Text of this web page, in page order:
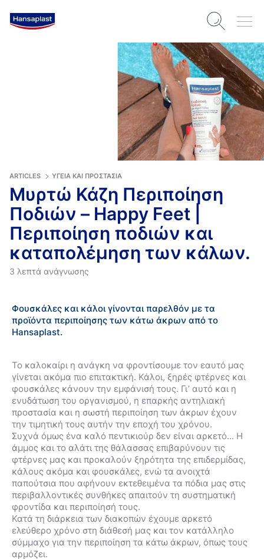
ARTICLES ΥΓΕΊΑ ΚΑΙ ΠΡΟΣΤΑΣΊΑ
Μυρτώ Κάζη Περιποίηση
Ποδιών – Happy Feet |
Περιποίηση ποδιών και
καταπολέμηση των κάλων.
3 λεπτά ανάγνωσης
Φουσκάλες και κάλοι γίνονται παρελθόν με τα
προϊόντα περιποίησης των κάτω άκρων από τo
Hansaplast.
Το καλοκαίρι η ανάγκη να φροντίσουμε τον εαυτό μας
γίνεται ακόμα πιο επιτακτική. Κάλοι, ξηρές φτέρνες και
φουσκάλες κάνουν την εμφάνισή τους. Γι’ αυτό και η
ενυδάτωση του οργανισμού, η επαρκής αντηλιακή
προστασία και η σωστή περιποίηση των άκρων έχουν
την τιμητική τους αυτήν την εποχή του χρόνου.
Συχνά όμως ένα καλό πεντικιούρ δεν είναι αρκετό... Η
άμμος και το αλάτι της θάλασσας επιβαρύνουν τις
φτέρνες μας και προκαλούν ξηρότητα της επιδερμίδας,
κάλους ακόμα και φουσκάλες, ενώ τα ανοιχτά
παπούτσια που αφήνουν εκτεθειμένα τα πόδια μας στις
περιβαλλοντικές συνθήκες απαιτούν τη συστηματική
φροντίδα και περιποίησή τους.
Κατά τη διάρκεια των διακοπών έχουμε αρκετό
ελεύθερο χρόνο στη διάθεσή μας και τον κατάλληλο
σύμμαχο για την περιποίηση τα κάτω άκρων, όπως τους
αρμόζει.